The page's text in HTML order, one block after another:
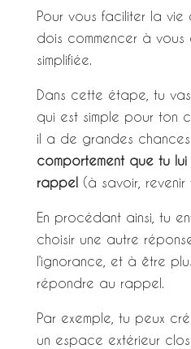
Pour vous faciliter la
dois commencer à vous
simplifiée.
Dans cette étape, tu
qui est simple pour ton
il a de grandes
comportement que tu
rappel (à savoir, revenir
En procédant ainsi, tu
choisir une autre
l’ignorance, et à être
répondre au rappel.
Par exemple, tu peux
un espace extérieur